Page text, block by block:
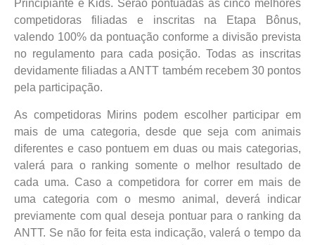
Principiante e Kids. Serão pontuadas as cinco melhores
competidoras filiadas e inscritas na Etapa Bônus,
valendo 100% da pontuação conforme a divisão prevista
no regulamento para cada posição. Todas as inscritas
devidamente filiadas a ANTT também recebem 30 pontos
pela participação.
As competidoras Mirins podem escolher participar em
mais de uma categoria, desde que seja com animais
diferentes e caso pontuem em duas ou mais categorias,
valerá para o ranking somente o melhor resultado de
cada uma. Caso a competidora for correr em mais de
uma categoria com o mesmo animal, deverá indicar
previamente com qual deseja pontuar para o ranking da
ANTT. Se não for feita esta indicação, valerá o tempo da